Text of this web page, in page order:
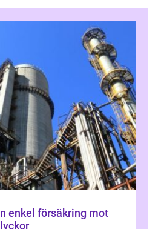
enkel försäkring mot